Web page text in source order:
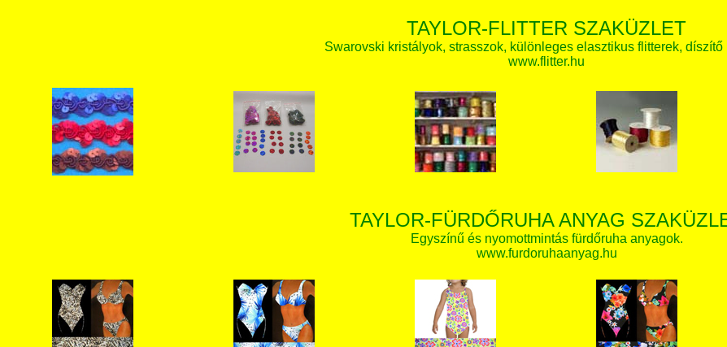
TAYLOR-FLITTER SZAKÜZLET
Swarovski kristályok, strasszok, különleges elasztikus flitterek, díszítő
www.flitter.hu
TAYLOR-FÜRDŐRUHA ANYAG
Egyszínű és nyomottmintás fürdőruha anyagok.
www.furdoruhaanyag.hu